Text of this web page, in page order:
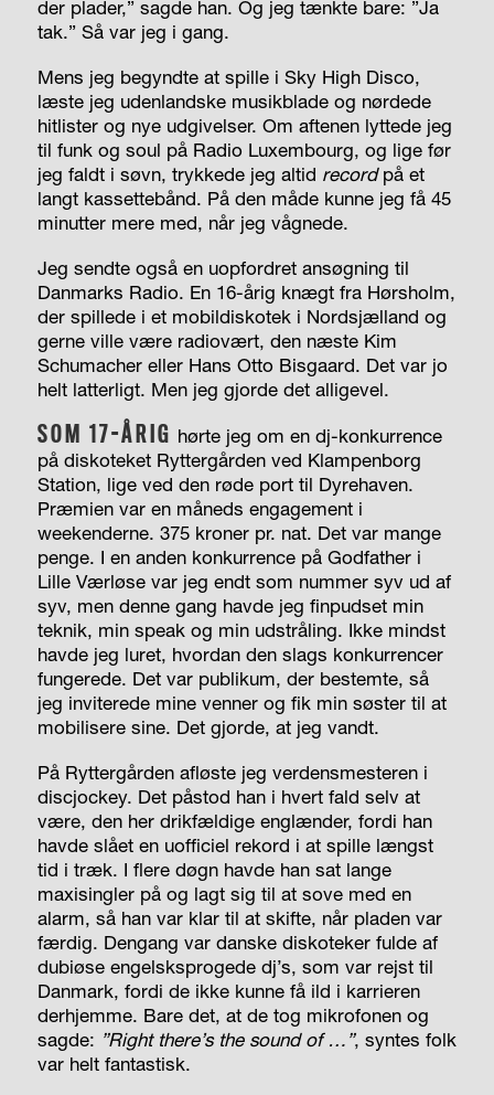
der plader,” sagde han. Og jeg tænkte bare: ”Ja
tak.” Så var jeg i gang.
Mens jeg begyndte at spille i Sky High Disco,
læste jeg udenlandske musikblade og nørdede
hitlister og nye udgivelser. Om aftenen lyttede jeg
til funk og soul på Radio Luxembourg, og lige før
jeg faldt i søvn, trykkede jeg altid recordpå et
langt kassettebånd. På den måde kunne jeg få 45
minutter mere med, når jeg vågnede.
Jeg sendte også en uopfordret ansøgning til
Danmarks Radio. En 16-årig knægt fra Hørsholm,
der spillede i et mobildiskotek i Nordsjælland og
gerne ville være radiovært, den næste Kim
Schumacher eller Hans Otto Bisgaard. Det var jo
helt latterligt. Men jeg gjorde det alligevel.
SOM 17-ÅRIG hørte jeg om en dj-konkurrence
på diskoteket Ryttergården ved Klampenborg
Station, lige ved den røde port til Dyrehaven.
Præmien var en måneds engagement i
weekenderne. 375 kroner pr. nat. Det var mange
penge. I en anden konkurrence på Godfather i
Lille Værløse var jeg endt som nummer syv ud af
syv, men denne gang havde jeg finpudset min
teknik, min speak og min udstråling. Ikke mindst
havde jeg luret, hvordan den slags konkurrencer
fungerede. Det var publikum, der bestemte, så
jeg inviterede mine venner og fik min søster til at
mobilisere sine. Det gjorde, at jeg vandt.
På Ryttergården afløste jeg verdensmesteren i
discjockey. Det påstod han i hvert fald selv at
være, den her drikfældige englænder, fordi han
havde slået en uofficiel rekord i at spille længst
tid i træk. I flere døgn havde han sat lange
maxisingler på og lagt sig til at sove med en
alarm, så han var klar til at skifte, når pladen var
færdig. Dengang var danske diskoteker fulde af
dubiøse engelsksprogede dj’s, som var rejst til
Danmark, fordi de ikke kunne få ild i karrieren
derhjemme. Bare det, at de tog mikrofonen og
sagde: ”Right there’s the sound of …”, syntes folk
var helt fantastisk.